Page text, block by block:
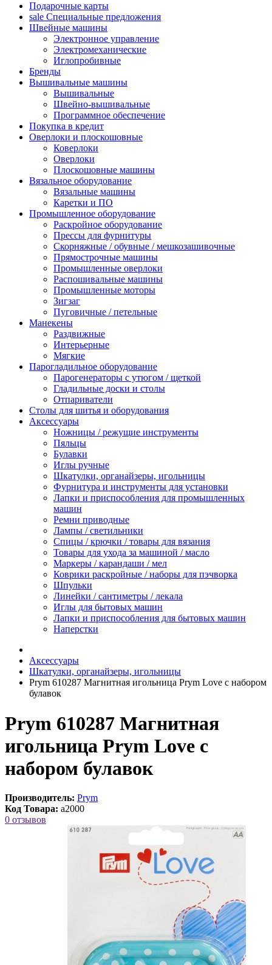
Подарочные карты
sale Специальные предложения
Швейные машины
Электронное управление
Электромеханические
Иглопробивные
Бренды
Вышивальные машины
Вышивальные
Швейно-вышивальные
Программное обеспечение
Покупка в кредит
Оверлоки и плоскошовные
Коверлоки
Оверлоки
Плоскошовные машины
Вязальное оборудование
Вязальные машины
Каретки и ПО
Промышленное оборудование
Раскройное оборудование
Прессы для фурнитуры
Скорняжные / обувные / мешкозашивочные
Прямострочные машины
Промышленные оверлоки
Распошивальные машины
Промышленные моторы
Зигзаг
Пуговичные / петельные
Манекены
Раздвижные
Интерьерные
Мягкие
Парогладильное оборудование
Парогенераторы с утюгом / щеткой
Гладильные доски и столы
Отпариватели
Столы для шитья и оборудования
Аксессуары
Ножницы / режущие инструменты
Пяльцы
Булавки
Иглы ручные
Шкатулки, органайзеры, игольницы
Фурнитура и инструменты для установки
Лапки и приспособления для промышленных
машин
Ремни приводные
Лампы / светильники
Спицы / крючки / товары для вязания
Товары для ухода за машиной / масло
Маркеры / карандаши / мел
Коврики раскройные / наборы для пэчворка
Шпульки
Линейки / сантиметры / лекала
Иглы для бытовых машин
Лапки и приспособления для бытовых машин
Наперстки
Аксессуары
Шкатулки, органайзеры, игольницы
Prym 610287 Магнитная игольница Prym Love с набором
булавок
Prym 610287 Магнитная
игольница Prym Love с
набором булавок
Производитель: Prym
Код Товара: a2000
0 отзывов